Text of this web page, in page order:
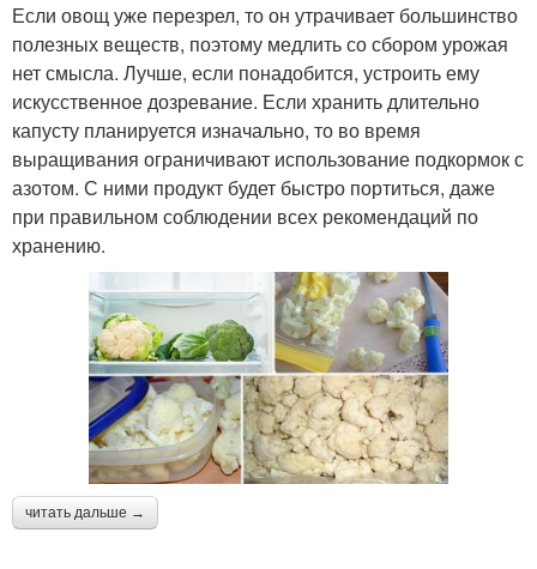
Если овощ уже перезрел, то он утрачивает большинство
полезных веществ, поэтому медлить со сбором урожая
нет смысла. Лучше, если понадобится, устроить ему
искусственное дозревание. Если хранить длительно
капусту планируется изначально, то во время
выращивания ограничивают использование подкормок с
азотом. С ними продукт будет быстро портиться, даже
при правильном соблюдении всех рекомендаций по
хранению.
читать дальше →